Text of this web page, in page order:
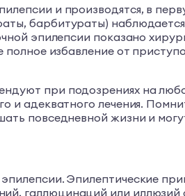
и производятся, в
барбитураты)
эпилепсии показано
избавление от
при подозрениях на
и адекватного лечения.
повседневной жизни и
Эпилептические
галлюцинаций или